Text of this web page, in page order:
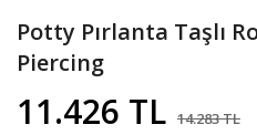
Potty Pırlanta Taşlı
Piercing
11.426 TL 14.283 TL